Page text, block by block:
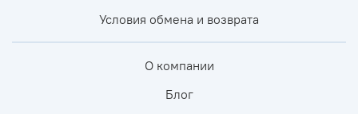
Условия обмена и возврата
О компании
Блог